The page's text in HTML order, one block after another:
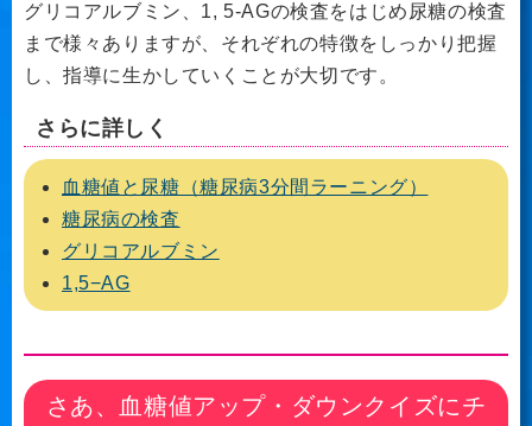
グリコアルブミン、1, 5-AGの検査をはじめ尿糖の検査
まで様々ありますが、それぞれの特徴をしっかり把握
し、指導に生かしていくことが大切です。
さらに詳しく
血糖値と尿糖（糖尿病3分間ラーニング）
糖尿病の検査
グリコアルブミン
1,5−AG
さあ、血糖値アップ・ダウンクイズにチ